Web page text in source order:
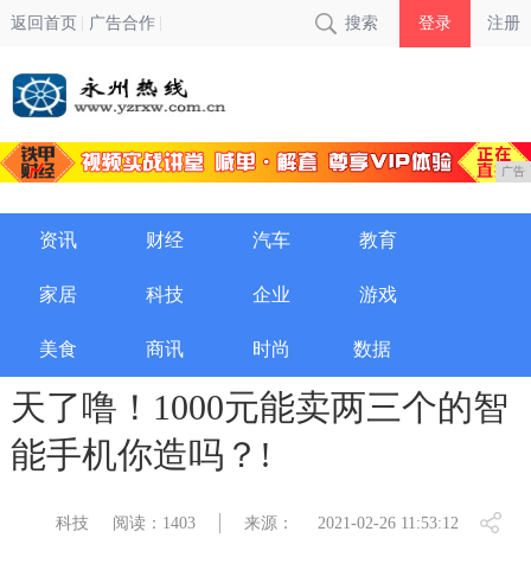
返回首页 广告合作 搜索 登录 注册
广告
资讯 财经 汽车 教育
家居 科技 企业 游戏
美食 商讯 时尚 数据
天了噜！1000元能卖两三个的智
能手机你造吗？!
科技 阅读：1403 来源： 2021-02-26 11:53:12